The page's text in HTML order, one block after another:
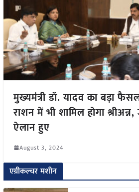
मुख्यमंत्री डॉ. यादव का बड़ा
राशन में भी शामिल होगा
ऐलान हुए
August 3, 2024
एग्रीकल्चर मशीन